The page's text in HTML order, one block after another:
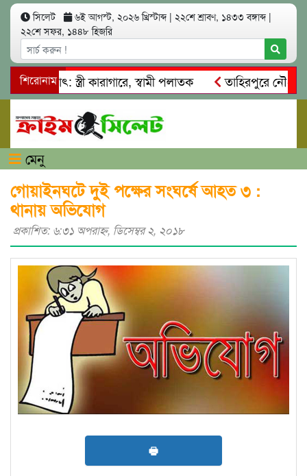
সিলেট ৬ই আগস্ট, ২০২৬ খ্রিস্টাব্দ | ২২শে শ্রাবণ, ১৪৩৩ বঙ্গাব্দ |
২২শে সফর, ১৪৪৮ হিজরি
শিরোনামস্ত্রী কারাগারে, স্বামী পলাতক
তাহিরপুরে নৌ-
মারধর
নগরীতে কোটি টাকার সম্পত্তি দখলের চেষ্টা:
মেনু
গোয়াইনঘটে দুই পক্ষের সংঘর্ষে আহত ৩ :
থানায় অভিযোগ
প্রকাশিত: ৬:৩১ অপরাহ্ণ, ডিসেম্বর ২, ২০১৮
🖶